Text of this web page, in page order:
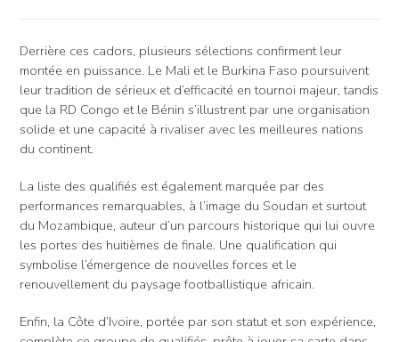
Derrière ces cadors, plusieurs sélections confirment leur
montée en puissance. Le Mali et le Burkina Faso poursuivent
leur tradition de sérieux et d’efficacité en tournoi majeur, tandis
que la RD Congo et le Bénin s’illustrent par une organisation
solide et une capacité à rivaliser avec les meilleures nations
du continent.
La liste des qualifiés est également marquée par des
performances remarquables, à l’image du Soudan et surtout
du Mozambique, auteur d’un parcours historique qui lui ouvre
les portes des huitièmes de finale. Une qualification qui
symbolise l’émergence de nouvelles forces et le
renouvellement du paysage footballistique africain.
Enfin, la Côte d’Ivoire, portée par son statut et son expérience,